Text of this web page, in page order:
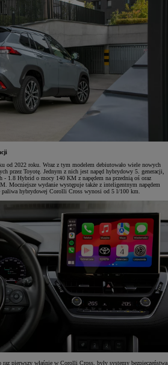
od 2022 roku. Wraz z tym modelem debiutowało wiele nowych
przez Toyotę. Jednym z nich jest napęd hybrydowy 5. generacji,
- 1.8 Hybrid o mocy 140 KM z napędem na przednią oś oraz
Mocniejsze wydanie występuje także z inteligentnym napędem
paliwa hybrydowej Corolli Cross wynosi od 5 l/100 km.
pierwszy właśnie w Corolli Cross, były systemy bezpieczeństwa